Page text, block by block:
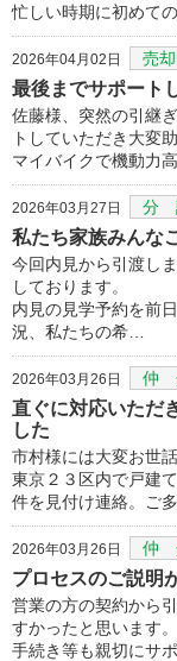
忙しい時期に初めて
2026年04月02日 売却
最後までサポート
佐藤様、突然の引継
トしていただき大変
マイバイクで機動力
2026年03月27日 分
私たち家族みんな
今回内見から引渡し
しております。
内見の見学予約を前
況、私たちの希…
2026年03月26日 仲
直ぐに対応いただ
した
市村様には大変お世
東京２３区内で戸建
件を見付け連絡。ご
2026年03月26日 仲
プロセスのご説明
営業の方の契約から
すかったと思います。
手続き等も親切にサ